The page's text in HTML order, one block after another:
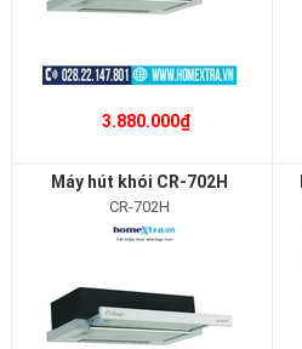
3.880.000₫
Máy hút khói CR-702H
CR-702H